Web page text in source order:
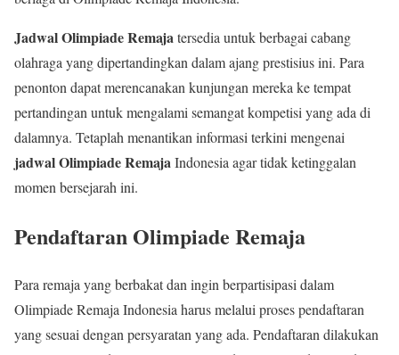
Jadwal Olimpiade Remajatersedia untuk berbagai cabang
olahraga yang dipertandingkan dalam ajang prestisius ini. Para
penonton dapat merencanakan kunjungan mereka ke tempat
pertandingan untuk mengalami semangat kompetisi yang ada di
dalamnya. Tetaplah menantikan informasi terkini mengenai
jadwal Olimpiade RemajaIndonesia agar tidak ketinggalan
momen bersejarah ini.
Pendaftaran Olimpiade Remaja
Para remaja yang berbakat dan ingin berpartisipasi dalam
Olimpiade Remaja Indonesia harus melalui proses pendaftaran
yang sesuai dengan persyaratan yang ada. Pendaftaran dilakukan